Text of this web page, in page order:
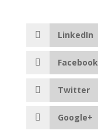
LinkedIn
Facebook
Twitter
Google+